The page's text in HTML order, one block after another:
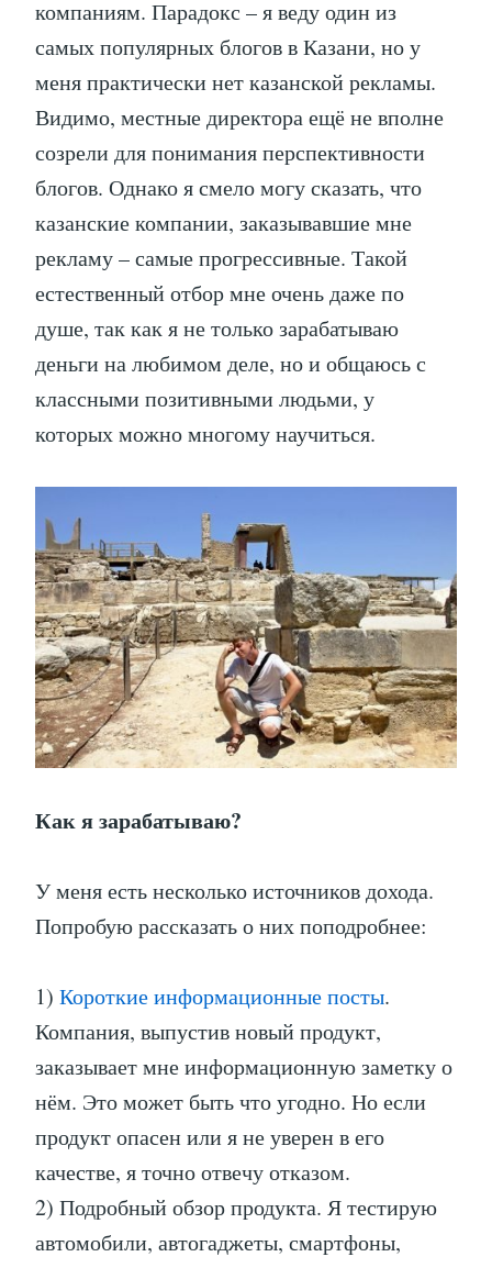
компаниям. Парадокс – я веду один из
самых популярных блогов в Казани, но у
меня практически нет казанской рекламы.
Видимо, местные директора ещё не вполне
созрели для понимания перспективности
блогов. Однако я смело могу сказать, что
казанские компании, заказывавшие мне
рекламу – самые прогрессивные. Такой
естественный отбор мне очень даже по
душе, так как я не только зарабатываю
деньги на любимом деле, но и общаюсь с
классными позитивными людьми, у
которых можно многому научиться.
Как я зарабатываю?
У меня есть несколько источников дохода.
Попробую рассказать о них поподробнее:
1) Короткие информационные посты.
Компания, выпустив новый продукт,
заказывает мне информационную заметку о
нём. Это может быть что угодно. Но если
продукт опасен или я не уверен в его
качестве, я точно отвечу отказом.
2) Подробный обзор продукта. Я тестирую
автомобили, автогаджеты, смартфоны,